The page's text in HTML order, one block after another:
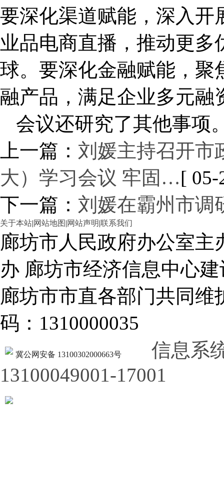
要深化渠道赋能，深入开
业品电商直播，推动更
球。要深化金融赋能，聚
融产品，满足企业多元融
会议还研究了其他事项
上一篇： 刘媛主持召开市
大）学习会议 牢固…[ 05-
下一篇： 刘媛在霸州市调
关于本站|网站地图 |网站声明|联系我们
廊坊市人民政府办公室
办 廊坊市经济信息中心建
廊坊市市直各部门共同
码：1310000035
冀公网安备 13100302000663号
信息系
13100049001-17001